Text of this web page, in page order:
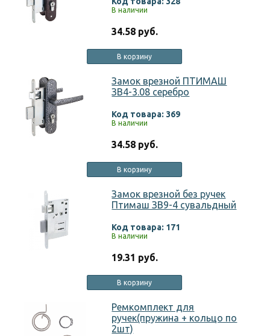
В наличии
34.58 руб.
В корзину
Замок врезной ПТИМАШ
ЗВ4-3.08 серебро
Код товара: 369
В наличии
34.58 руб.
В корзину
Замок врезной без ручек
Птимаш ЗВ9-4 сувальдный
Код товара: 171
В наличии
19.31 руб.
В корзину
Ремкомплект для
ручек(пружина + кольцо по
2шт)